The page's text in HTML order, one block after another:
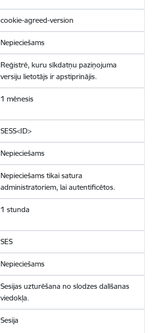
cookie-agreed-version
Nepieciešams
Reģistrē, kuru sīkdatņu paziņojuma
versiju lietotājs ir apstiprinājis.
1 mēnesis
SESS<ID>
Nepieciešams
Nepieciešams tikai satura
administratoriem, lai autentificētos.
1 stunda
SES
Nepieciešams
Sesijas uzturēšana no slodzes dalīšanas
viedokļa.
Sesija